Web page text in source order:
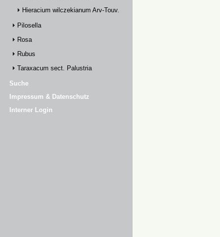
Hieracium wilczekianum Arv-Touv.
Pilosella
Rosa
Rubus
Taraxacum sect. Palustria
Suche
Impressum & Datenschutz
Interner Login